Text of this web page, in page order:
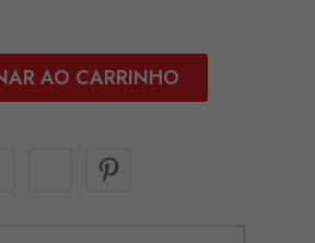
AO CARRINHO